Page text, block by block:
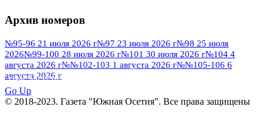
№95 7 августа 2012 г
№95 28 июля 2016 г№95+96 3 августа
2013 г№96 6 июля 2017 г№96 9 августа
2012 г №96 28 июля 2015 г
№96+97 30 июля 2016 г
№97 11 августа 2012 г
Архив номеров
№95-96 21 июля 2026 г№97 23 июля 2026 г№98 25 июля
2026№99-100 28 июля 2026 г№101 30 июля 2026 г№104 4
августа 2026 г№№102-103 1 августа 2026 г№№105-106 6
августа 2026 г
ПОСМОТРЕТЬ ВСЕ
Go Up
© 2018-2023. Газета "Южная Осетия". Все права защищены